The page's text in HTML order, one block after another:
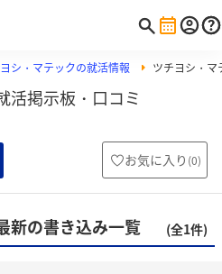
シ・マテックの就活情報 ツチヨシ・マ
活掲示板・口コミ
お気に入り (0)
新の書き込み一覧 (全1件)